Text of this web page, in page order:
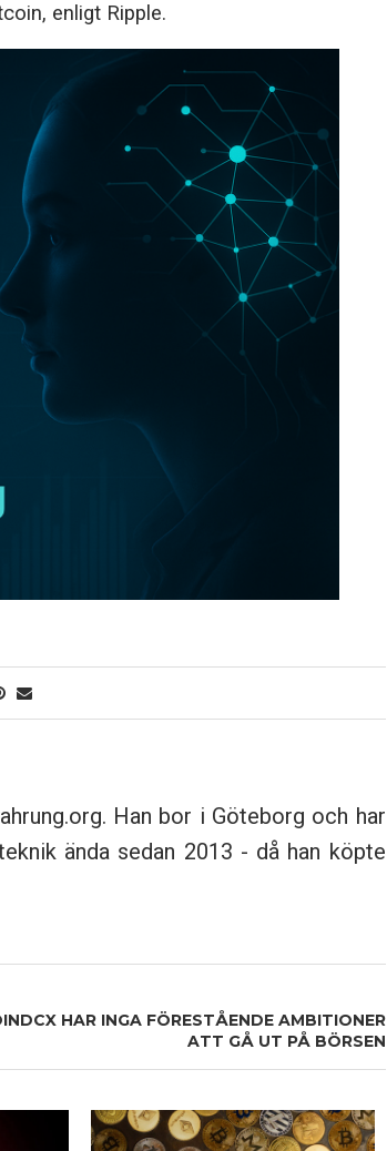
enligt Ripple.
Han bor i Göteborg och har
ända sedan 2013 - då han köpte
HAR INGA FÖRESTÅENDE AMBITIONER
ATT GÅ UT PÅ BÖRSEN